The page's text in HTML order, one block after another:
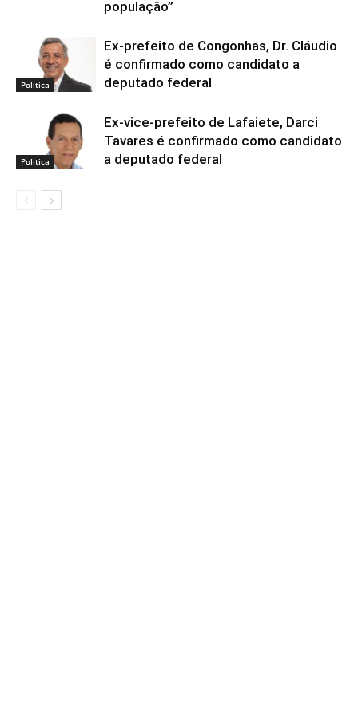
população”
Politica
Ex-prefeito de Congonhas, Dr. Cláudio
é confirmado como candidato a
deputado federal
Politica
Ex-vice-prefeito de Lafaiete, Darci
Tavares é confirmado como candidato
a deputado federal